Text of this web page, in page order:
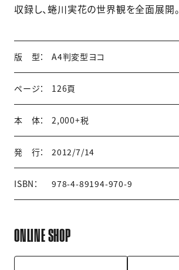
収録し、蜷川実花の世界観を全面展開。
版 型： A4判変型ヨコ
ページ： 126頁
本 体： 2,000+税
発 行： 2012/7/14
ISBN： 978-4-89194-970-9
ONLINE SHOP